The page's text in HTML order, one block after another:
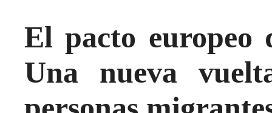
El pacto europeo
Una nueva